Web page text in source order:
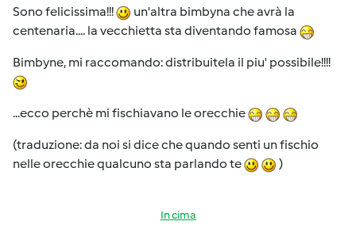
Sono felicissima!!!
un'altra bimbyna che avrà la
centenaria.... la vecchietta sta diventando famosa
Bimbyne, mi raccomando: distribuitela il piu' possibile!!!!
...ecco perchè mi fischiavano le orecchie
(traduzione: da noi si dice che quando senti un fischio
nelle orecchie qualcuno sta parlando te
)
In cima